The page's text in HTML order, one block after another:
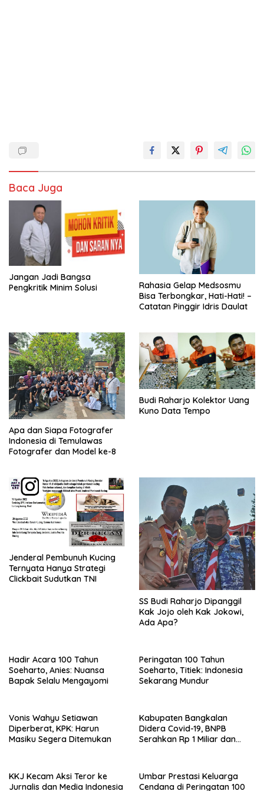
Baca Juga
Jangan Jadi Bangsa
Pengkritik Minim Solusi
Rahasia Gelap Medsosmu
Bisa Terbongkar, Hati-Hati! –
Catatan Pinggir Idris Daulat
Apa dan Siapa Fotografer
Indonesia di Temulawas
Fotografer dan Model ke-8
Budi Raharjo Kolektor Uang
Kuno Data Tempo
Jenderal Pembunuh Kucing
Ternyata Hanya Strategi
Clickbait Sudutkan TNI
SS Budi Raharjo Dipanggil
Kak Jojo oleh Kak Jokowi,
Ada Apa?
Hadir Acara 100 Tahun
Soeharto, Anies: Nuansa
Bapak Selalu Mengayomi
Peringatan 100 Tahun
Soeharto, Titiek: Indonesia
Sekarang Mundur
Vonis Wahyu Setiawan
Diperberat, KPK: Harun
Masiku Segera Ditemukan
Kabupaten Bangkalan
Didera Covid-19, BNPB
Serahkan Rp 1 Miliar dan
KKJ Kecam Aksi Teror ke
Jurnalis dan Media Indonesia
Umbar Prestasi Keluarga
Cendana di Peringatan 100